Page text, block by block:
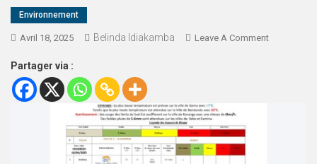
Environnement
Avril 18, 2025 Belinda Idiakamba Leave A Comment
Partager via :